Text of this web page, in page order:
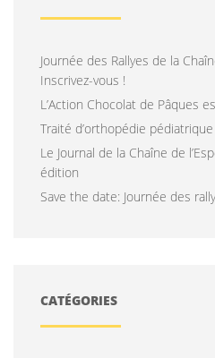
Journée des Rallyes de la
Inscrivez-vous !
L’Action Chocolat de Pâques
Traité d’orthopédie
Le Journal de la Chaîne de
édition
Save the date: Journée des
CATÉGORIES